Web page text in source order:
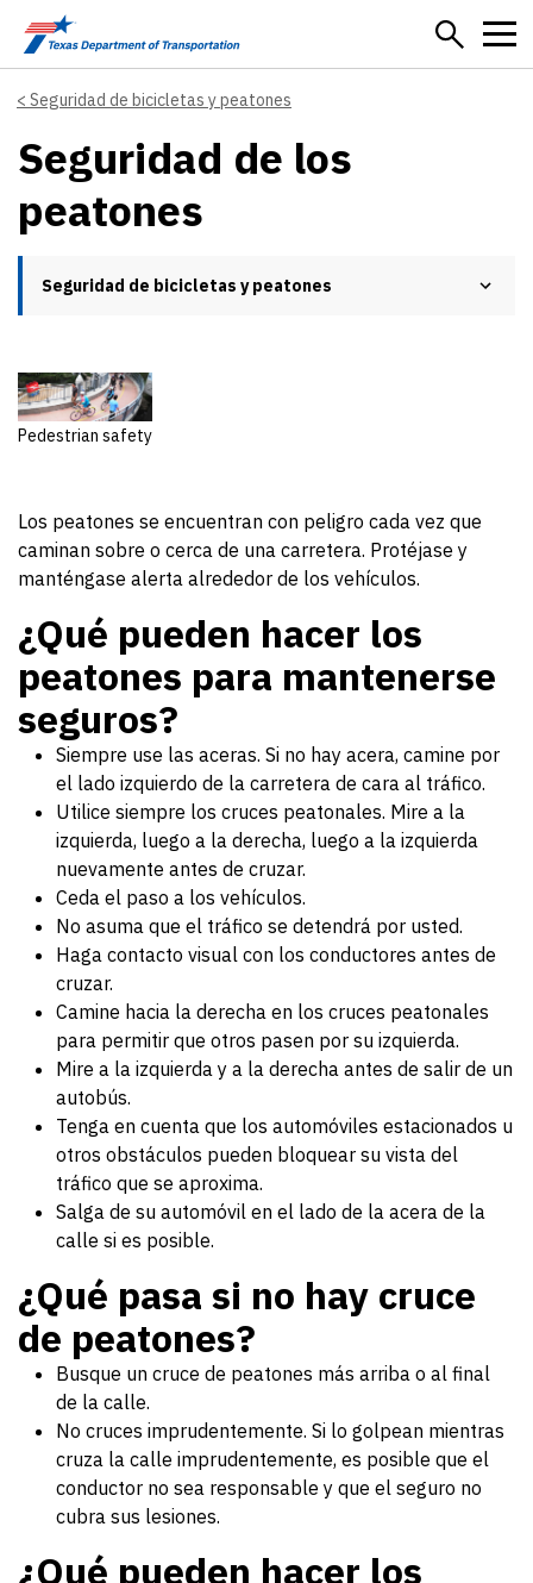
Skip to main content
Seguridad de bicicletas y peatones
Seguridad de los
peatones
Seguridad de bicicletas y peatones
Pedestrian safety
Los peatones se encuentran con peligro cada vez que
caminan sobre o cerca de una carretera. Protéjase y
manténgase alerta alrededor de los vehículos.
¿Qué pueden hacer los
peatones para mantenerse
seguros?
Siempre use las aceras. Si no hay acera, camine por
el lado izquierdo de la carretera de cara al tráfico.
Utilice siempre los cruces peatonales. Mire a la
izquierda, luego a la derecha, luego a la izquierda
nuevamente antes de cruzar.
Ceda el paso a los vehículos.
No asuma que el tráfico se detendrá por usted.
Haga contacto visual con los conductores antes de
cruzar.
Camine hacia la derecha en los cruces peatonales
para permitir que otros pasen por su izquierda.
Mire a la izquierda y a la derecha antes de salir de un
autobús.
Tenga en cuenta que los automóviles estacionados u
otros obstáculos pueden bloquear su vista del
tráfico que se aproxima.
Salga de su automóvil en el lado de la acera de la
calle si es posible.
¿Qué pasa si no hay cruce
de peatones?
Busque un cruce de peatones más arriba o al final
de la calle.
No cruces imprudentemente. Si lo golpean mientras
cruza la calle imprudentemente, es posible que el
conductor no sea responsable y que el seguro no
cubra sus lesiones.
¿Qué pueden hacer los